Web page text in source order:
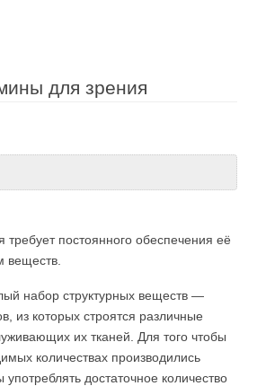
для зрения
требует постоянного обеспечения её
веществ.
набор структурных веществ —
из которых строятся различные
их тканей. Для того чтобы
количествах производились
достаточное количество